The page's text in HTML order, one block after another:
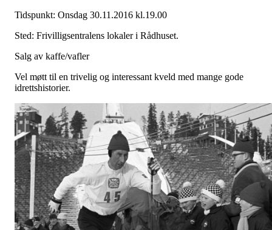
Tidspunkt: Onsdag 30.11.2016 kl.19.00
Sted: Frivilligsentralens lokaler i Rådhuset.
Salg av kaffe/vafler
Vel møtt til en trivelig og interessant kveld med mange gode
idrettshistorier.